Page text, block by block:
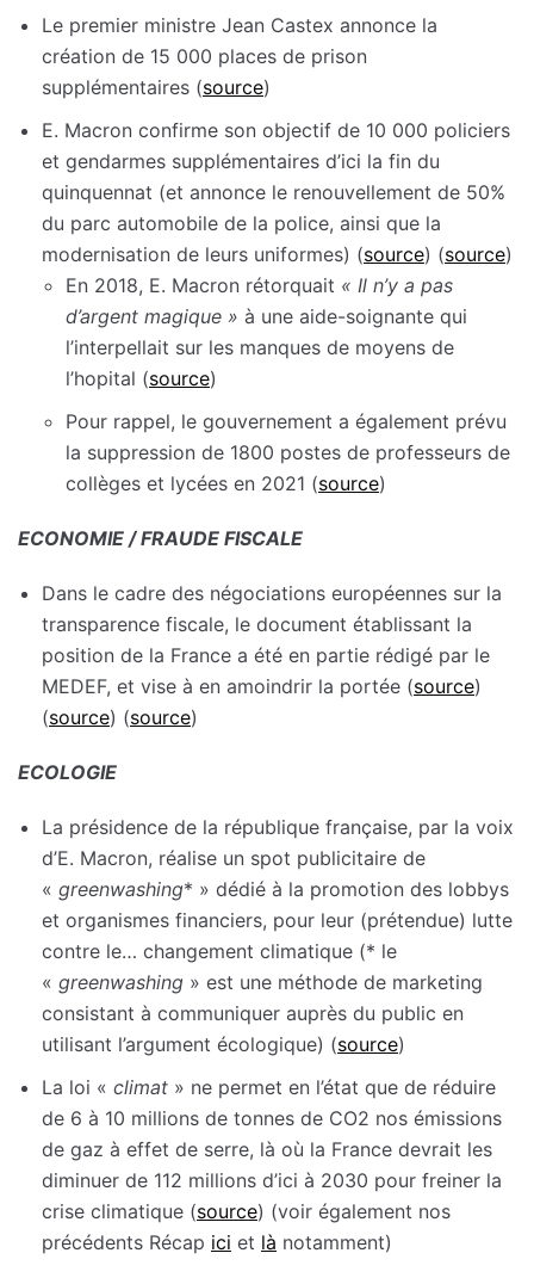
Le premier ministre Jean Castex annonce la
création de 15 000 places de prison
supplémentaires (source)
E. Macron confirme son objectif de 10 000 policiers
et gendarmes supplémentaires d’ici la fin du
quinquennat (et annonce le renouvellement de 50%
du parc automobile de la police, ainsi que la
modernisation de leurs uniformes) (source) (source)
En 2018, E. Macron rétorquait « Il n’y a pas
d’argent magique » à une aide-soignante qui
l’interpellait sur les manques de moyens de
l’hopital (source)
Pour rappel, le gouvernement a également prévu
la suppression de 1800 postes de professeurs de
collèges et lycées en 2021 (source)
ECONOMIE / FRAUDE FISCALE
Dans le cadre des négociations européennes sur la
transparence fiscale, le document établissant la
position de la France a été en partie rédigé par le
MEDEF, et vise à en amoindrir la portée (source)
(source) (source)
ECOLOGIE
La présidence de la république française, par la voix
d’E. Macron, réalise un spot publicitaire de
« greenwashing* » dédié à la promotion des lobbys
et organismes financiers, pour leur (prétendue) lutte
contre le… changement climatique (* le
« greenwashing » est une méthode de marketing
consistant à communiquer auprès du public en
utilisant l’argument écologique) (source)
La loi « climat » ne permet en l’état que de réduire
de 6 à 10 millions de tonnes de CO2 nos émissions
de gaz à effet de serre, là où la France devrait les
diminuer de 112 millions d’ici à 2030 pour freiner la
crise climatique (source) (voir également nos
précédents Récap ici et là notamment)